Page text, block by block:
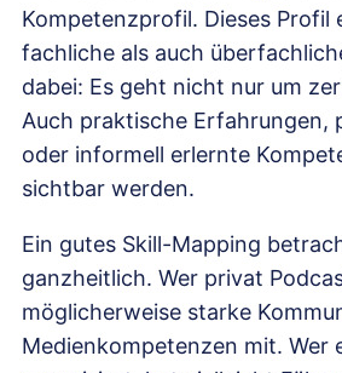
Kompetenzprofil. Dieses Profil
fachliche als auch
dabei: Es geht nicht nur um
Auch praktische Erfahrungen,
oder informell erlernte
sichtbar werden.
Ein gutes Skill-Mapping
ganzheitlich. Wer privat
möglicherweise starke
Medienkompetenzen mit. Wer